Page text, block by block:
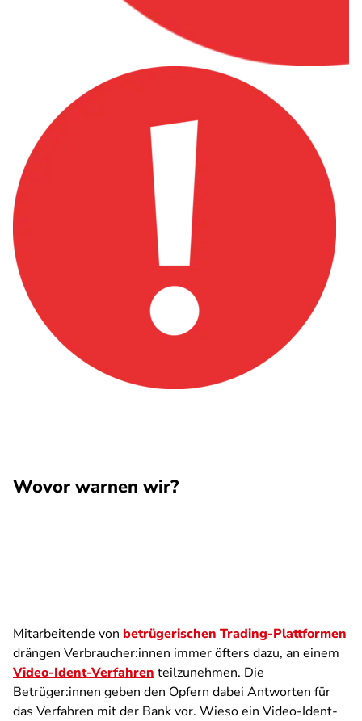
Wovor warnen wir?
Mitarbeitende von betrügerischen Trading-Plattformen
drängen Verbraucher:innen immer öfters dazu, an einem
Video-Ident-Verfahren teilzunehmen. Die
Betrüger:innen geben den Opfern dabei Antworten für
das Verfahren mit der Bank vor. Wieso ein Video-Ident-